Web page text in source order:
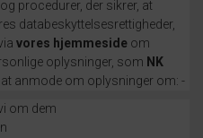
procedurer, der sikrer, at
databeskyttelsesrettigheder,
vores hjemmeside om
oplysninger, som NK
anmode om oplysninger om: -
om dem